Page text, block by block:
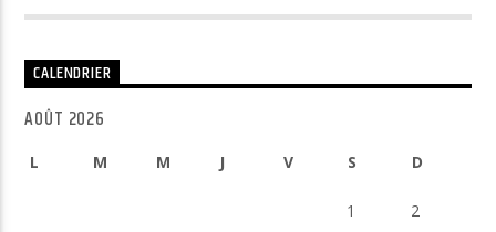
CALENDRIER
AOÛT 2026
L M M J V S D
1 2